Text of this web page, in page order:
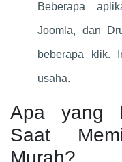
Beberapa
Joomla, dan
beberapa klik.
usaha.
Apa yang
Saat